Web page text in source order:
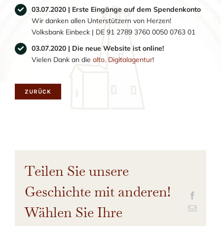
03.07.2020 | Erste Eingänge auf dem Spendenkonto
Wir danken allen Unterstützern von Herzen!
Volksbank Einbeck | DE 91 2789 3760 0050 0763 01
03.07.2020 | Die neue Website ist online!
Vielen Dank an die alto. Digitalagentur!
ZURÜCK
Teilen Sie unsere
Geschichte mit anderen!
Wählen Sie Ihre